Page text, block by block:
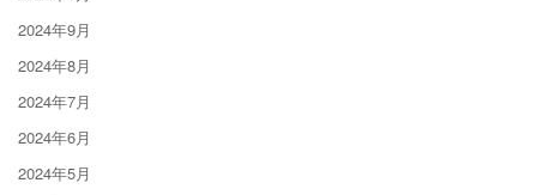
2024年9月
2024年8月
2024年7月
2024年6月
2024年5月